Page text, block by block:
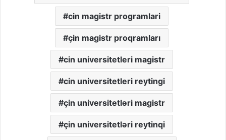
cin magistr programlari
çin magistr proqramları
cin universitetleri magistr
cin universitetleri reytingi
çin universitetləri magistr
çin universitetləri reytinqi